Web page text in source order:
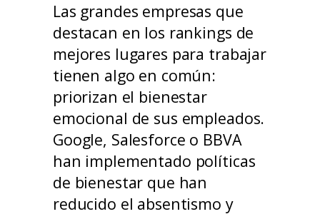
Las grandes empresas que
destacan en los rankings de
mejores lugares para trabajar
tienen algo en común:
priorizan el bienestar
emocional de sus empleados.
Google, Salesforce o BBVA
han implementado políticas
de bienestar que han
reducido el absentismo y